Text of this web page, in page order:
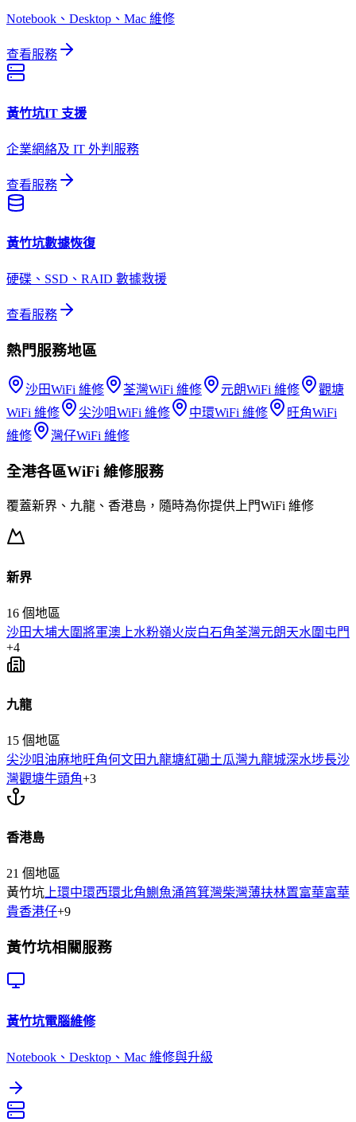
Notebook、Desktop、Mac 維修
查看服務
黃竹坑IT 支援
企業網絡及 IT 外判服務
查看服務
黃竹坑數據恢復
硬碟、SSD、RAID 數據救援
查看服務
熱門服務地區
沙田WiFi 維修 荃灣WiFi 維修 元朗WiFi 維修
觀塘
WiFi 維修
尖沙咀WiFi 維修 中環WiFi 維修 旺角WiFi
維修
灣仔WiFi 維修
全港各區WiFi 維修服務
覆蓋新界、九龍、香港島，隨時為你提供上門WiFi 維修
新界
16 個地區
沙田大埔大圍將軍澳 上水粉嶺火炭白石角荃灣元朗天水圍 屯門
+4
九龍
15 個地區
尖沙咀 油麻地旺角何文田九龍塘紅磡土瓜灣九龍城深水埗長沙
灣觀塘牛頭角+3
香港島
21 個地區
黃竹坑 上環中環西環北角鰂魚涌筲箕灣柴灣薄扶林置富華富華
貴香港仔+9
黃竹坑相關服務
黃竹坑電腦維修
Notebook、Desktop、Mac 維修與升級